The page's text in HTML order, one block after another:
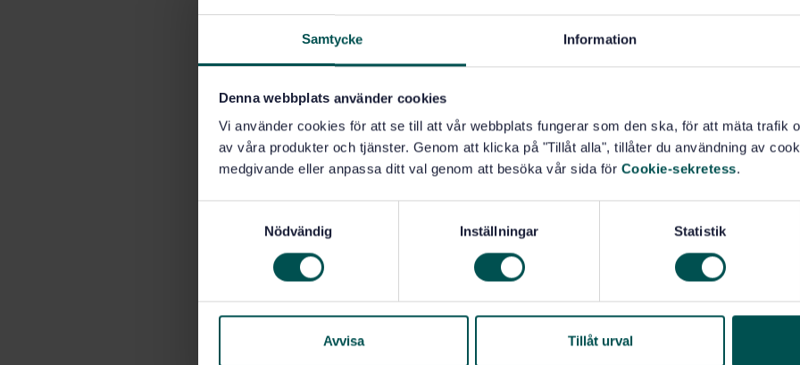
Samtycke Information
Denna webbplats använder cookies
Vi använder cookies för att se till att vår webbplats fungerar som den ska, för att mäta trafik
av våra produkter och tjänster. Genom att klicka på "Tillåt alla", tillåter du användning av
medgivande eller anpassa ditt val genom att besöka vår sida för Cookie-sekretess.
Nödvändig Inställningar Statistik
Avvisa Tillåt urval